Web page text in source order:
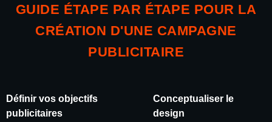
GUIDE ÉTAPE PAR ÉTAPE POUR LA
CRÉATION D'UNE CAMPAGNE
PUBLICITAIRE
Définir vos objectifs
publicitaires
Conceptualiser le
design